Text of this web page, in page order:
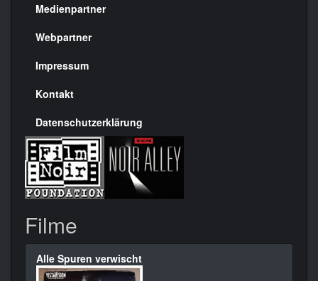
Menülinks
rechte
Seite
Medienpartner
Webpartner
Impressum
Kontakt
Datenschutzerklärung
Filme
Alle Spuren verwischt